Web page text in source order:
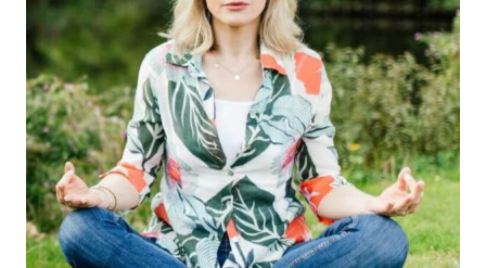
IM
ALTER
SCHNELLER
GESTRESST
SIND